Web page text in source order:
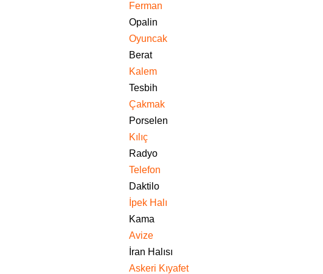
Ferman
Opalin
Oyuncak
Berat
Kalem
Tesbih
Çakmak
Porselen
Kılıç
Radyo
Telefon
Daktilo
İpek Halı
Kama
Avize
İran Halısı
Askeri Kıyafet